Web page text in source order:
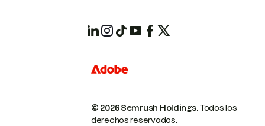
© 2026 Semrush Holdings.Todos los
derechos reservados.